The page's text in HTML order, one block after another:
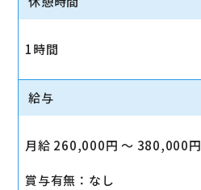
1時間
給与
月給 260,000円 〜 380,000円
賞与有無：なし